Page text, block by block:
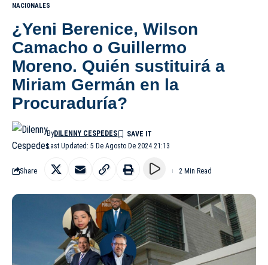
NACIONALES
¿Yeni Berenice, Wilson
Camacho o Guillermo
Moreno. Quién sustituirá a
Miriam Germán en la
Procuraduría?
Last Updated: 5 De Agosto De 2024 21:13
ByDILENNY CESPEDES
Share 2 Min Read